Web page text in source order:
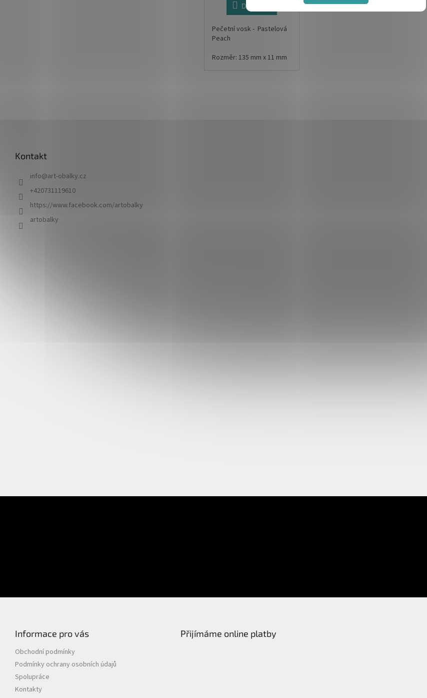
Do košíku
Pečetní vosk - Pastelová
Peach
Rozměr: 135 mm x 11 mm
Kontakt
info@art-obalky.cz
+420731119610
https://www.facebook.com/artobalky
artobalky
Informace pro vás
Obchodní podmínky
Podmínky ochrany osobních údajů
Spolupráce
Kontakty
Přijímáme online platby